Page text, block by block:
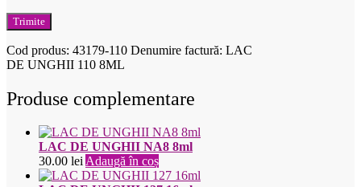
Cod produs: 43179-110 Denumire factură: LAC
DE UNGHII 110 8ML
Produse complementare
LAC DE UNGHII NA8 8ml
30.00 leiAdaugă în coș